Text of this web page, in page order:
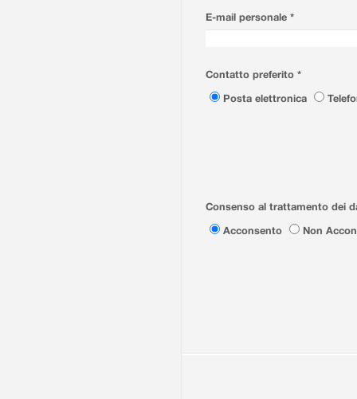
E-mail personale *
Contatto preferito *
Posta elettronica
Consenso al trattamento dei
Acconsento
Non